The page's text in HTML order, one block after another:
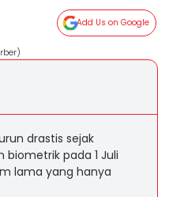
Add Us on Google
drastis sejak
biometrik pada 1 Juli
lama yang hanya